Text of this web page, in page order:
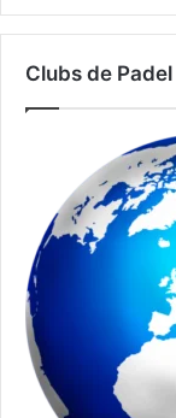
Clubs de Padel